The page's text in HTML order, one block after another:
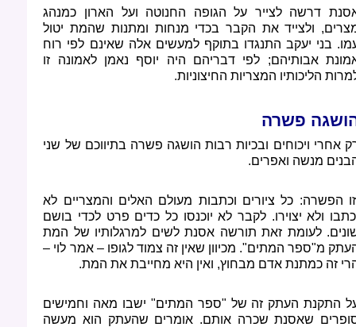
דרשה לצייר על הגופה החנוטה ועל הארון כמנהג
ולצייד את הקבר בכדי מנחות ומתנות שהמת יטול
בני יעקב התנגדו בתוקף למעשים אלה שאינם לפי רוח
אבותיהם; לפי דבריהם היה יוסף נאמן לאמונה זו
הליכותיו המצריות החיצוניות.
פשרה
אחרי ויכוחים ובכיות רבות הושגה פשרה בתיווכם של שני
מנשה ואפרים.
הפשרה: כל ציורים וכתבות מעולם האלים והמצריים לא
ולא יצוירו. לקבר לא יוכנסו כל כדים פרט לכדי בושם
לעומת זאת תורשה אסנת לשים למרגלותיו של המת
מ"ספר המתים". מכיוון שאין זה צמוד לגופו– אמר לוי –
זה כמתנת אדם מבחוץ, ואין היא מחייבת את המת.
התקנת העתק זה של "ספר המתים" ישבו מאה וחמישים
שאסנת שכרה אותם. אומרים שהעתק הוא מעשה